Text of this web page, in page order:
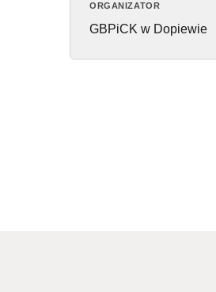
ORGANIZATOR
GBPiCK w Dopiewie